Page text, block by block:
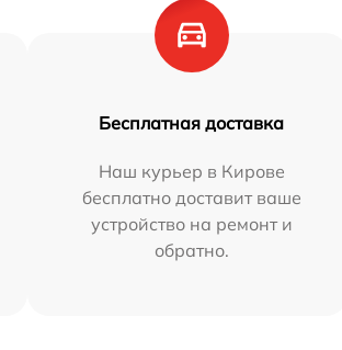
Бесплатная доставка
Наш курьер в Кирове
бесплатно доставит ваше
устройство на ремонт и
обратно.